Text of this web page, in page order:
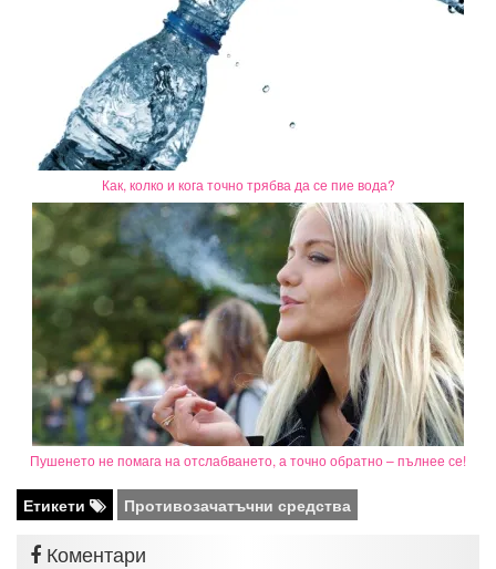
Как, колко и кога точно трябва да се пие вода?
Пушенето не помага на отслабването, а точно обратно – пълнее се!
Етикети Противозачатъчни средства
Коментари